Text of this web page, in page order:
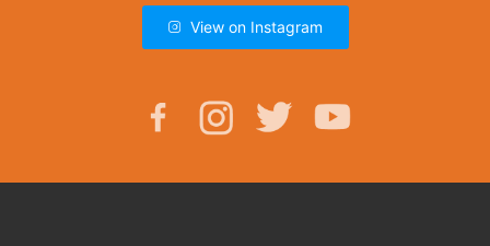
View on Instagram